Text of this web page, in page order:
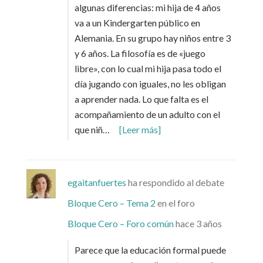
algunas diferencias: mi hija de 4 años
va a un Kindergarten público en
Alemania. En su grupo hay niños entre 3
y 6 años. La filosofía es de «juego
libre», con lo cual mi hija pasa todo el
día jugando con iguales, no les obligan
a aprender nada. Lo que falta es el
acompañamiento de un adulto con el
que niñ…
[Leer más]
egaitanfuertes ha respondido al debate
Bloque Cero – Tema 2 en el foro
Bloque Cero – Foro comúnhace 3 años
Parece que la educación formal puede